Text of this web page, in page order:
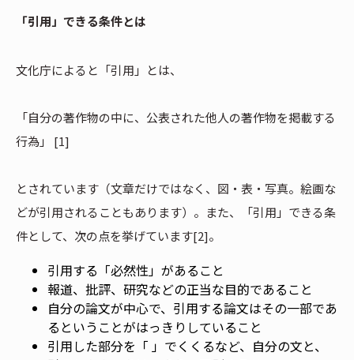
「引用」できる条件とは
文化庁によると「引用」とは、
「自分の著作物の中に、公表された他人の著作物を掲載する
行為」 [1]
とされています（文章だけではなく、図・表・写真。絵画な
どが引用されることもあります）。また、「引用」できる条
件として、次の点を挙げています[2]。
引用する「必然性」があること
報道、批評、研究などの正当な目的であること
自分の論文が中心で、引用する論文はその一部であ
るということがはっきりしていること
引用した部分を「 」でくくるなど、自分の文と、